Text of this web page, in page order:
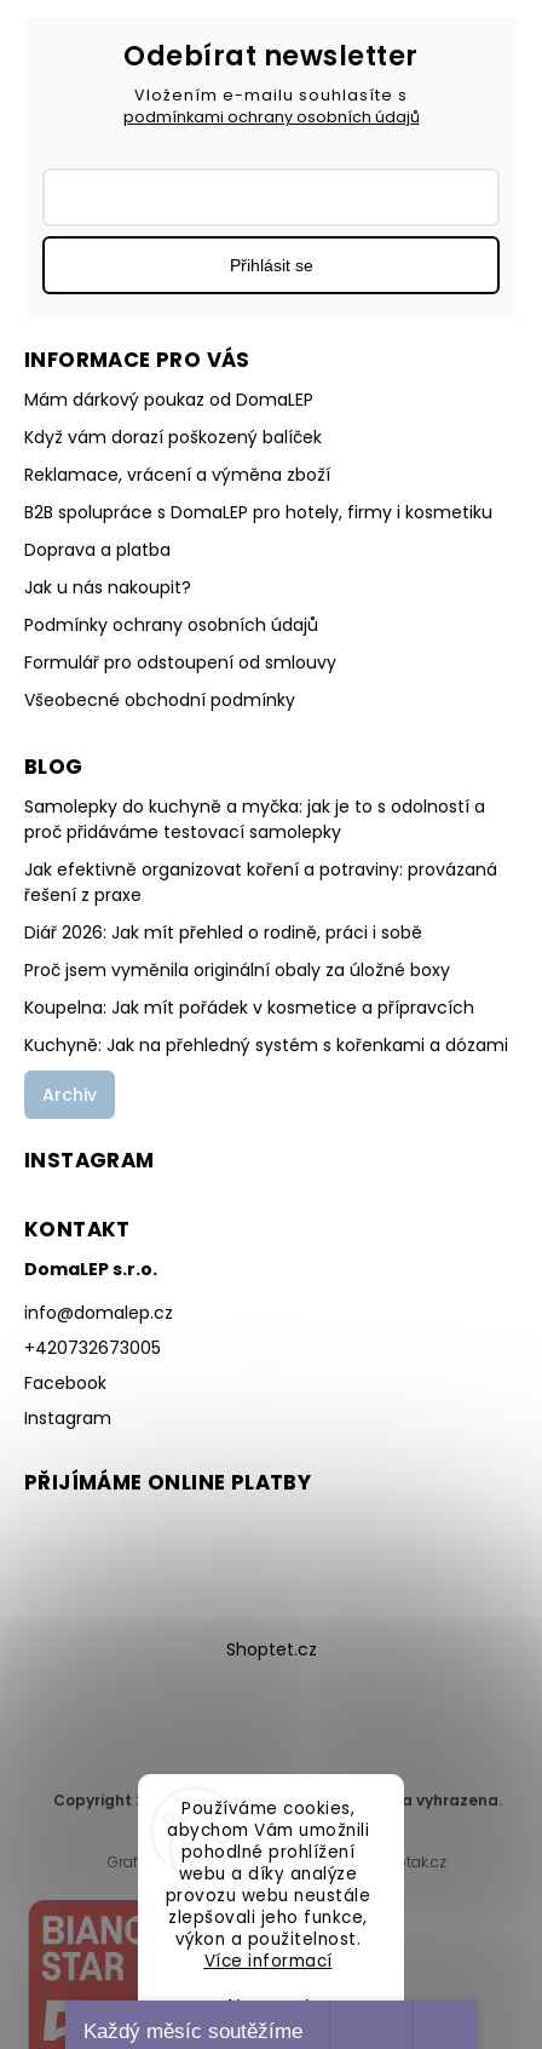
Používáme cookies,
abychom Vám umožnili
pohodlné prohlížení
webu a díky analýze
provozu webu neustále
zlepšovali jeho funkce,
výkon a použitelnost.
Více informací
Nastavení
INFORMACE PRO VÁS
Mám dárkový poukaz od DomaLEP
Když vám dorazí poškozený balíček
Reklamace, vrácení a výměna zboží
B2B spolupráce s DomaLEP pro hotely, firmy i kosmetiku
Doprava a platba
Jak u nás nakoupit?
Podmínky ochrany osobních údajů
Formulář pro odstoupení od smlouvy
Všeobecné obchodní podmínky
BLOG
Samolepky do kuchyně a myčka: jak je to s odolností a
proč přidáváme testovací samolepky
Jak efektivně organizovat koření a potraviny: provázaná
řešení z praxe
Diář 2026: Jak mít přehled o rodině, práci i sobě
Proč jsem vyměnila originální obaly za úložné boxy
Koupelna: Jak mít pořádek v kosmetice a přípravcích
Kuchyně: Jak na přehledný systém s kořenkami a dózami
Archiv
Odebírat newsletter
Vložením e-mailu souhlasíte s
podmínkami ochrany osobních údajů
Přihlásit se
INSTAGRAM
KONTAKT
DomaLEP s.r.o.
info@domalep.cz
+420732673005
Facebook
Instagram
PŘIJÍMÁME ONLINE PLATBY
Shoptet.cz
Copyright 2026 DomaLEP s.r.o. . Všechna práva vyhrazena.
Upravit nastavení cookies
Grafický návrh vytvořil a nakódoval
Shoptak.cz
Každý měsíc soutěžíme